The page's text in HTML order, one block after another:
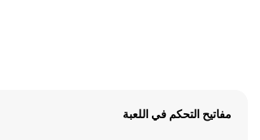
مفاتيح التحكم في اللعبة